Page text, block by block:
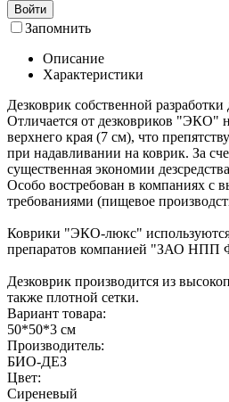
Войти
Запомнить
Описание
Характеристики
Дезковрик собственной
Отличается от дезковриков "ЭКО"
верхнего края (7 см), что
при надавливании на коврик. За
существенная экономии
Особо востребован в компаниях с
требованиями (пищевое
Коврики "ЭКО-люкс" используются
препаратов компанией "ЗАО НПП
Дезковрик производится из
также плотной сетки.
Вариант товара:
50*50*3 см
Производитель:
БИО-ДЕЗ
Цвет:
Сиреневый